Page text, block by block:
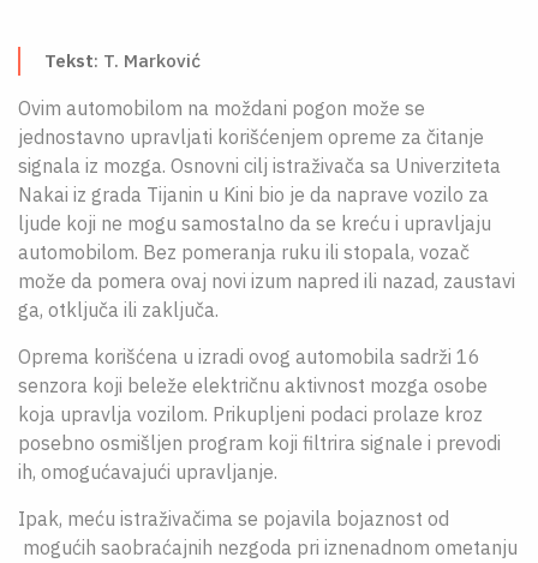
CPN
ЋИР
Tekst: T. Marković
Ovim automobilom na moždani pogon može se
jednostavno upravljati korišćenjem opreme za čitanje
signala iz mozga. Osnovni cilj istraživača sa Univerziteta
Nakai iz grada Tijanin u Kini bio je da naprave vozilo za
ljude koji ne mogu samostalno da se kreću i upravljaju
automobilom. Bez pomeranja ruku ili stopala, vozač
može da pomera ovaj novi izum napred ili nazad, zaustavi
ga, otključa ili zaključa.
Oprema korišćena u izradi ovog automobila sadrži 16
senzora koji beleže električnu aktivnost mozga osobe
koja upravlja vozilom. Prikupljeni podaci prolaze kroz
posebno osmišljen program koji filtrira signale i prevodi
ih, omogućavajući upravljanje.
Ipak, meću istraživačima se pojavila bojaznost od
mogućih saobraćajnih nezgoda pri iznenadnom ometanju